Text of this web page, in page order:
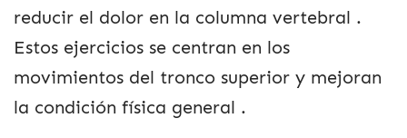
reducir el dolor en la columna vertebral .
Estos ejercicios se centran en los
movimientos del tronco superior y mejoran
la condición física general .